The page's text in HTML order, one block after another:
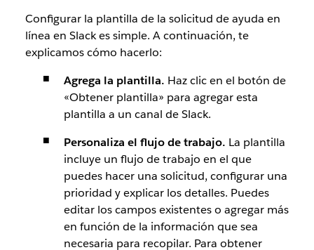
Configurar la plantilla de la solicitud de ayuda en
línea en Slack es simple. A continuación, te
explicamos cómo hacerlo:
Agrega la plantilla. Haz clic en el botón de
«Obtener plantilla» para agregar esta
plantilla a un canal de Slack.
Personaliza el flujo de trabajo. La plantilla
incluye un flujo de trabajo en el que
puedes hacer una solicitud, configurar una
prioridad y explicar los detalles. Puedes
editar los campos existentes o agregar más
en función de la información que sea
necesaria para recopilar. Para obtener